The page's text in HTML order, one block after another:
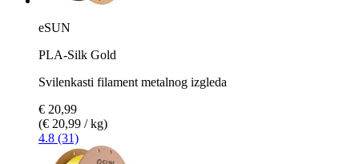
eSUN
PLA-Silk Gold
Svilenkasti filament metalnog izgleda
€ 20,99
(€ 20,99 / kg)
4.8 (31)